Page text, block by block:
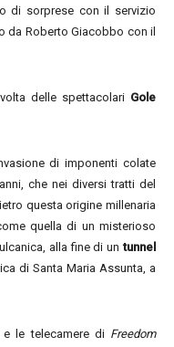
di sorprese con il servizio
da Roberto Giacobbo con il
delle spettacolari Gole
di imponenti colate
che nei diversi tratti del
questa origine millenaria
quella di un misterioso
alla fine di untunnel
di Santa Maria Assunta, a
le telecamere di Freedom